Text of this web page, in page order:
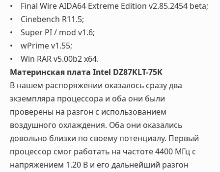
• Final Wire AIDA64 Extreme Edition v2.85.2454 beta;
• Cinebench R11.5;
• Super PI / mod v1.6;
• wPrime v1.55;
• Win RAR v5.00b2 x64.
Материнская плата Intel DZ87KLT-75K
В нашем распоряжении оказалось сразу два
экземпляра процессора и оба они были
проверены на разгон с использованием
воздушного охлаждения. Оба они оказались
довольно близки по своему потенциалу. Первый
процессор смог работать на частоте 4400 МГц с
напряжением 1.20 В и его дальнейший разгон